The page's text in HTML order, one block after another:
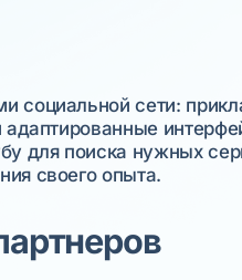
социальной сети:
адаптированные
для поиска нужных
своего опыта.